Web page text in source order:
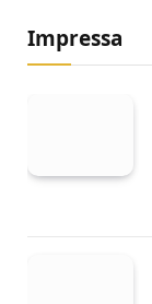
Impressa